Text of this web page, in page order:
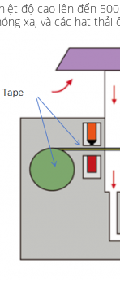
độ cao lên đến
xạ, và các hạt